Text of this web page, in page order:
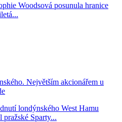
Woodsová posunula hranice
Největším akcionářem u
londýnského West Hamu
Sparty...